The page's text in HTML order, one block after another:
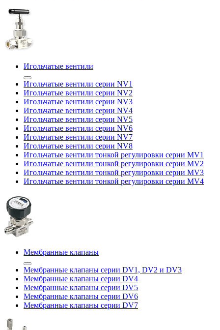
Игольчатые вентили
Игольчатые вентили серии NV1
Игольчатые вентили серии NV2
Игольчатые вентили серии NV3
Игольчатые вентили серии NV4
Игольчатые вентили серии NV5
Игольчатые вентили серии NV6
Игольчатые вентили серии NV7
Игольчатые вентили серии NV8
Игольчатые вентили тонкой регулировки серии MV1
Игольчатые вентили тонкой регулировки серии MV2
Игольчатые вентили тонкой регулировки серии MV3
Игольчатые вентили тонкой регулировки серии MV4
Мембранные клапаны
Мембранные клапаны серии DV1, DV2 и DV3
Мембранные клапаны серии DV4
Мембранные клапаны серии DV5
Мембранные клапаны серии DV6
Мембранные клапаны серии DV7